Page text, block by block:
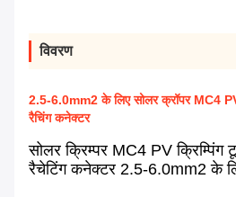
विवरण
2.5-6.0mm2 के लिए सोलर क्रॉपर MC4
रैचिंग कनेक्टर
सोलर क्रिम्पर MC4 PV
रैचेटिंग कनेक्टर 2.5-6.0mm2 के